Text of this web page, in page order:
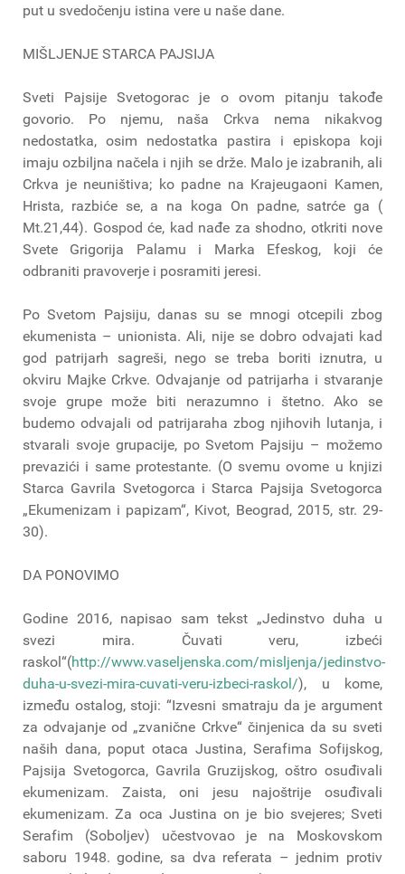
put u svedočenju istina vere u naše dane.
MIŠLJENJE STARCA PAJSIJA
Sveti Pajsije Svetogorac je o ovom pitanju takođe
govorio. Po njemu, naša Crkva nema nikakvog
nedostatka, osim nedostatka pastira i episkopa koji
imaju ozbiljna načela i njih se drže. Malo je izabranih, ali
Crkva je neuništiva; ko padne na Krajeugaoni Kamen,
Hrista, razbiće se, a na koga On padne, satrće ga (
Mt.21,44). Gospod će, kad nađe za shodno, otkriti nove
Svete Grigorija Palamu i Marka Efeskog, koji će
odbraniti pravoverje i posramiti jeresi.
Po Svetom Pajsiju, danas su se mnogi otcepili zbog
ekumenista – unionista. Ali, nije se dobro odvajati kad
god patrijarh sagreši, nego se treba boriti iznutra, u
okviru Majke Crkve. Odvajanje od patrijarha i stvaranje
svoje grupe može biti nerazumno i štetno. Ako se
budemo odvajali od patrijaraha zbog njihovih lutanja, i
stvarali svoje grupacije, po Svetom Pajsiju – možemo
prevazići i same protestante. (O svemu ovome u knjizi
Starca Gavrila Svetogorca i Starca Pajsija Svetogorca
„Ekumenizam i papizam“, Kivot, Beograd, 2015, str. 29-
30).
DA PONOVIMO
Godine 2016, napisao sam tekst „Jedinstvo duha u
svezi mira. Čuvati veru, izbeći
raskol“(http://www.vaseljenska.com/misljenja/jedinstvo-
duha-u-svezi-mira-cuvati-veru-izbeci-raskol/), u kome,
između ostalog, stoji: “Izvesni smatraju da je argument
za odvajanje od „zvanične Crkve“ činjenica da su sveti
naših dana, poput otaca Justina, Serafima Sofijskog,
Pajsija Svetogorca, Gavrila Gruzijskog, oštro osuđivali
ekumenizam. Zaista, oni jesu najoštrije osuđivali
ekumenizam. Za oca Justina on je bio svejeres; Sveti
Serafim (Soboljev) učestvovao je na Moskovskom
saboru 1948. godine, sa dva referata – jednim protiv